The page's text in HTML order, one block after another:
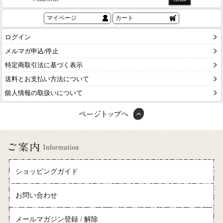
マイページ カート
ログイン
メルマガ申込/停止
特定商取引法に基づく表示
送料とお支払い方法について
個人情報の取扱いについて
ショッピングガイド
お問い合わせ
メールマガジン登録 / 解除